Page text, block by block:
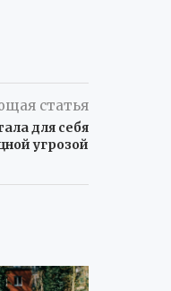
статья
для себя
угрозой